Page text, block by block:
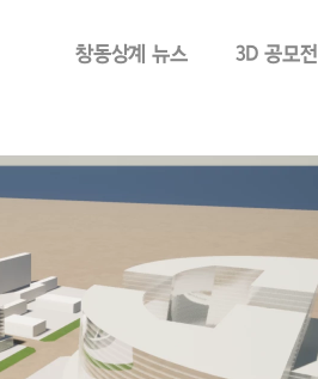
창동상계 뉴스 3D 공모전